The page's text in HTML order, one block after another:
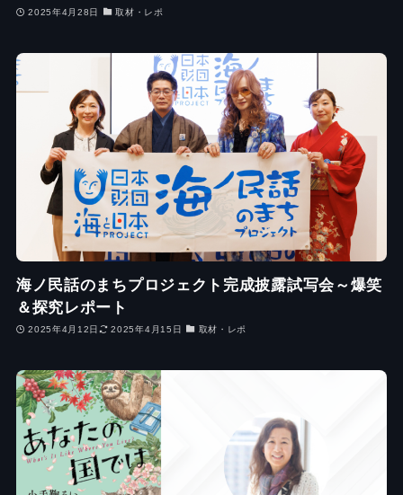
2025年4月28日 取材・レポ
海ノ民話のまちプロジェクト完成披露試写会～爆笑
＆探究レポート
2025年4月12日 2025年4月15日 取材・レポ